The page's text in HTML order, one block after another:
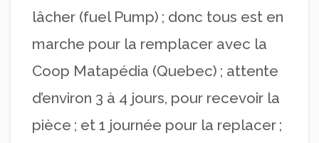
lâcher (fuel Pump) ; donc tous est en
marche pour la remplacer avec la
Coop Matapédia (Quebec) ; attente
d’environ 3 à 4 jours, pour recevoir la
pièce ; et 1 journée pour la replacer ;